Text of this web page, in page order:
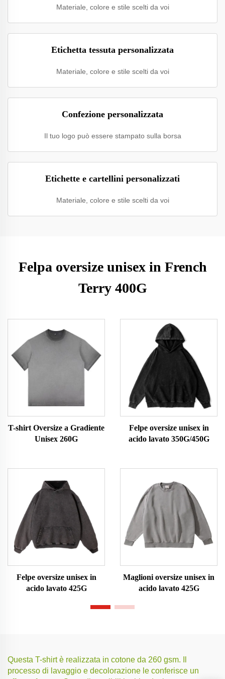
Materiale, colore e stile scelti da voi
Etichetta tessuta personalizzata
Materiale, colore e stile scelti da voi
Confezione personalizzata
Il tuo logo può essere stampato sulla borsa
Etichette e cartellini personalizzati
Materiale, colore e stile scelti da voi
Felpa oversize unisex in French
Terry 400G
T-shirt Oversize a Gradiente
Unisex 260G
Felpe oversize unisex in
acido lavato 350G/450G
Felpe oversize unisex in
acido lavato 425G
Maglioni oversize unisex in
acido lavato 425G
Questa T-shirt è realizzata in cotone da 260 gsm. Il
processo di lavaggio e decolorazione le conferisce un